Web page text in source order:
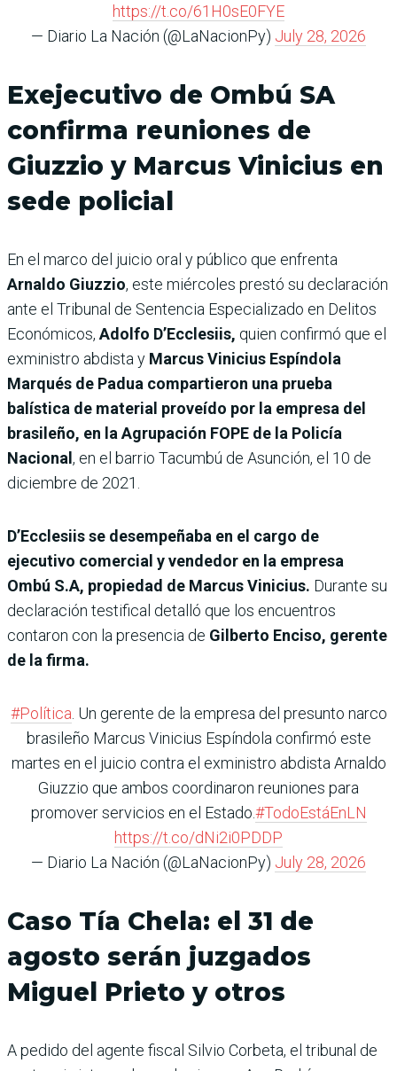
https://t.co/61H0sE0FYE
— Diario La Nación (@LaNacionPy) July 28, 2026
Exejecutivo de Ombú SA
confirma reuniones de
Giuzzio y Marcus Vinicius en
sede policial
En el marco del juicio oral y público que enfrenta
Arnaldo Giuzzio, este miércoles prestó su declaración
ante el Tribunal de Sentencia Especializado en Delitos
Económicos, Adolfo D’Ecclesiis, quien confirmó que el
exministro abdista y Marcus Vinicius Espíndola
Marqués de Padua compartieron una prueba
balística de material proveído por la empresa del
brasileño, en la Agrupación FOPE de la Policía
Nacional , en el barrio Tacumbú de Asunción, el 10 de
diciembre de 2021.
D’Ecclesiis se desempeñaba en el cargo de
ejecutivo comercial y vendedor en la empresa
Ombú S.A, propiedad de Marcus Vinicius. Durante su
declaración testifical detalló que los encuentros
contaron con la presencia de Gilberto Enciso, gerente
de la firma.
#Política. Un gerente de la empresa del presunto narco
brasileño Marcus Vinicius Espíndola confirmó este
martes en el juicio contra el exministro abdista Arnaldo
Giuzzio que ambos coordinaron reuniones para
promover servicios en el Estado.#TodoEstáEnLN
https://t.co/dNi2i0PDDP
— Diario La Nación (@LaNacionPy) July 28, 2026
Caso Tía Chela: el 31 de
agosto serán juzgados
Miguel Prieto y otros
A pedido del agente fiscal Silvio Corbeta, el tribunal de